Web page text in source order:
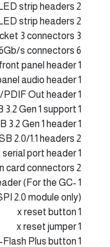
2 x addressable LED strip headers
2 x RGB LED strip headers
3 x M.2 Socket 3 connectors
6 x SATA 6Gb/s connectors
1 x front panel header
1 x front panel audio header
1 x S/PDIF Out header
1 x USB Type-C® header, with USB 3.2 Gen 1 support
1 x USB 3.2 Gen 1 header
2 x USB 2.0/1.1 headers
1 x serial port header
2 x Thunderbolt™ add-in card connectors
(For the GC-
2.0 module only)
1 x reset button
1 x reset jumper
1 x Q-Flash Plus button